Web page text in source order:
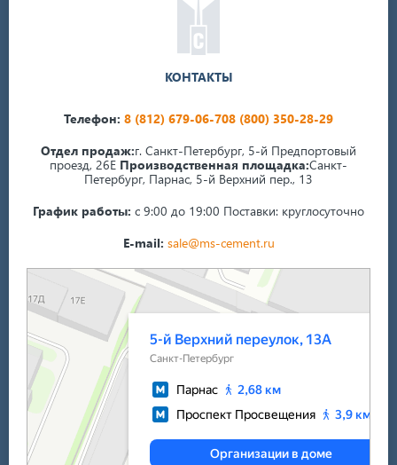
КОНТАКТЫ
Телефон: 8 (812) 679-06-708 (800) 350-28-29
Отдел продаж:г. Санкт-Петербург, 5-й Предпортовый
проезд, 26Е Производственная площадка:Санкт-
Петербург, Парнас, 5-й Верхний пер., 13
График работы: с 9:00 до 19:00 Поставки: круглосуточно
E-mail: sale@ms-cement.ru
Санкт‑Петербург
5-й Верхний переулок, 13А на карте Санкт‑Петербурга — Яндекс Карты